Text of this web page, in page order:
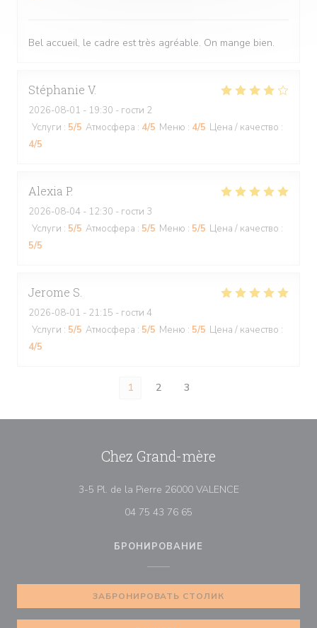
Bel accueil, le cadre est très agréable. On mange bien.
Stéphanie V
2026-08-01 - 19:30 - гости 2
Услуги : 5/5 Атмосфера : 4/5 Меню : 4/5 Цена / качество :
4/5
Alexia P
2026-08-04 - 12:30 - гости 3
Услуги : 5/5 Атмосфера : 5/5 Меню : 5/5 Цена / качество :
5/5
Jerome S
2026-08-01 - 21:15 - гости 4
Услуги : 5/5 Атмосфера : 5/5 Меню : 5/5 Цена / качество :
4/5
1 2 3
Chez Grand-mère
3-5 Pl. de la Pierre 26000 VALENCE((открывается в
04 75 43 76 65
БРОНИРОВАНИЕ
ЗАБРОНИРОВАТЬ СТОЛИК